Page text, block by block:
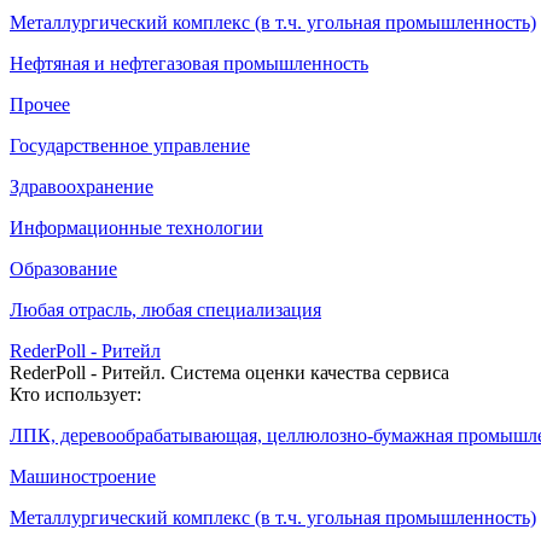
Металлургический комплекс (в т.ч. угольная промышленность)
Нефтяная и нефтегазовая промышленность
Прочее
Государственное управление
Здравоохранение
Информационные технологии
Образование
Любая отрасль, любая специализация
RederPoll - Ритейл
RederPoll - Ритейл. Система оценки качества сервиса
Кто использует:
ЛПК, деревообрабатывающая, целлюлозно-бумажная
Машиностроение
Металлургический комплекс (в т.ч. угольная промышленность)